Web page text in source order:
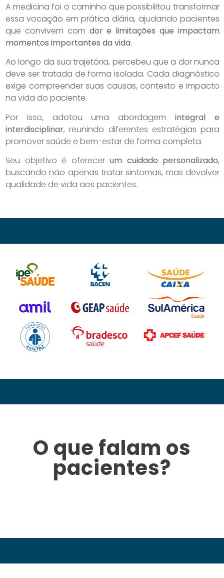
A medicina foi o caminho que possibilitou transformar
essa vocação em prática diária, ajudando pacientes
que convivem com dor e limitações que impactam
momentos importantes da vida.
Ao longo da sua trajetória, percebeu que a dor nunca
deve ser tratada de forma isolada. Cada diagnóstico
exige compreender suas causas, contexto e impacto
na vida do paciente.
Por isso, adotou uma abordagem integral e
interdisciplinar, reunindo diferentes estratégias para
promover saúde e bem-estar de forma completa.
Seu objetivo é oferecer um cuidado personalizado,
buscando não apenas tratar sintomas, mas devolver
qualidade de vida aos pacientes.
O que falam os
pacientes?